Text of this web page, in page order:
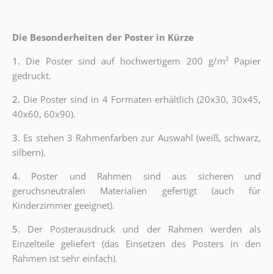
Die Besonderheiten der Poster in Kürze
1. Die Poster sind auf hochwertigem 200 g/m² Papier
gedruckt.
2. Die Poster sind in 4 Formaten erhältlich (20x30, 30x45,
40x60, 60x90).
3. Es stehen 3 Rahmenfarben zur Auswahl (weiß, schwarz,
silbern).
4. Poster und Rahmen sind aus sicheren und
geruchsneutralen Materialien gefertigt (auch für
Kinderzimmer geeignet).
5. Der Posterausdruck und der Rahmen werden als
Einzelteile geliefert (das Einsetzen des Posters in den
Rahmen ist sehr einfach).